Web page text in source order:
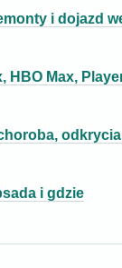
i dojazd
HBO Max,
i gdzie